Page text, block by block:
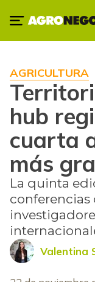
AGRICULTURA
hub
cuarta
más
La quinta
conferencias
Valentina